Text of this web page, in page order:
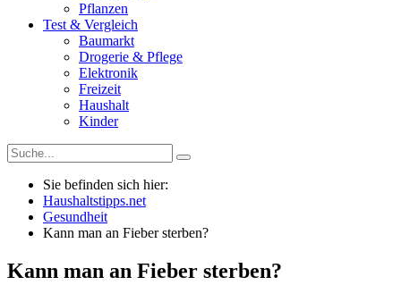
Pflanzen
Test & Vergleich
Baumarkt
Drogerie & Pflege
Elektronik
Freizeit
Haushalt
Kinder
Sie befinden sich hier:
Haushaltstipps.net
Gesundheit
Kann man an Fieber sterben?
Kann man an Fieber sterben?